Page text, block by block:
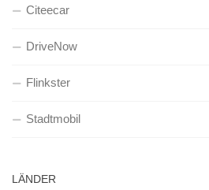
Citeecar
DriveNow
Flinkster
Stadtmobil
LÄNDER